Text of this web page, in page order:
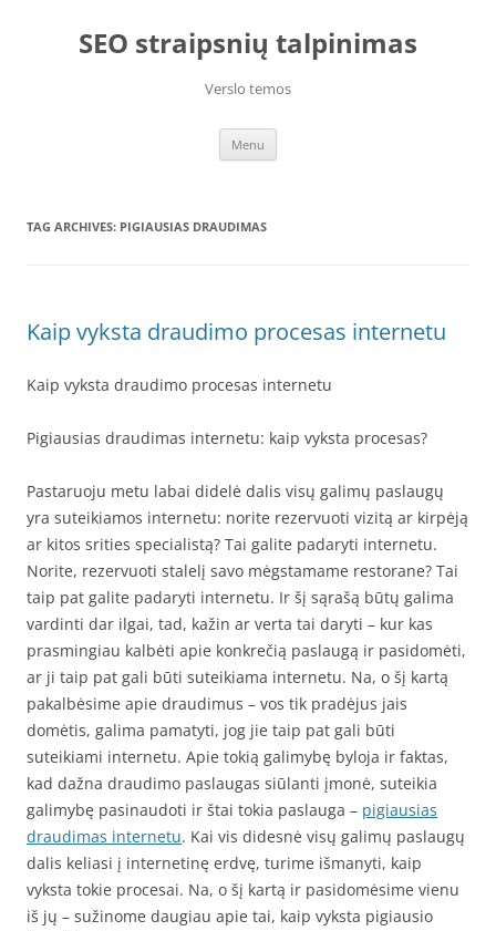
contentSEO straipsnių talpinimas
Verslo temos
Menu
TAG ARCHIVES: PIGIAUSIAS DRAUDIMAS
Kaip vyksta draudimo procesas internetu
Kaip vyksta draudimo procesas internetu
Pigiausias draudimas internetu: kaip vyksta procesas?
Pastaruoju metu labai didelė dalis visų galimų paslaugų
yra suteikiamos internetu: norite rezervuoti vizitą ar kirpėją
ar kitos srities specialistą? Tai galite padaryti internetu.
Norite, rezervuoti stalelį savo mėgstamame restorane? Tai
taip pat galite padaryti internetu. Ir šį sąrašą būtų galima
vardinti dar ilgai, tad, kažin ar verta tai daryti – kur kas
prasmingiau kalbėti apie konkrečią paslaugą ir pasidomėti,
ar ji taip pat gali būti suteikiama internetu. Na, o šį kartą
pakalbėsime apie draudimus – vos tik pradėjus jais
domėtis, galima pamatyti, jog jie taip pat gali būti
suteikiami internetu. Apie tokią galimybę byloja ir faktas,
kad dažna draudimo paslaugas siūlanti įmonė, suteikia
galimybę pasinaudoti ir štai tokia paslauga – pigiausias
draudimas internetu. Kai vis didesnė visų galimų paslaugų
dalis keliasi į internetinę erdvę, turime išmanyti, kaip
vyksta tokie procesai. Na, o šį kartą ir pasidomėsime vienu
iš jų – sužinome daugiau apie tai, kaip vyksta pigiausio